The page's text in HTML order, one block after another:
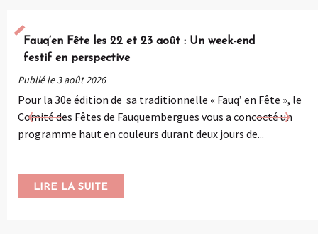
Fauq’en Fête les 22 et 23 août : Un week-end
festif en perspective
Publié le 3 août 2026
Pour la 30e édition de sa traditionnelle « Fauq’ en Fête », le
Comité des Fêtes de Fauquembergues vous a concocté un
programme haut en couleurs durant deux jours de...
LIRE LA SUITE